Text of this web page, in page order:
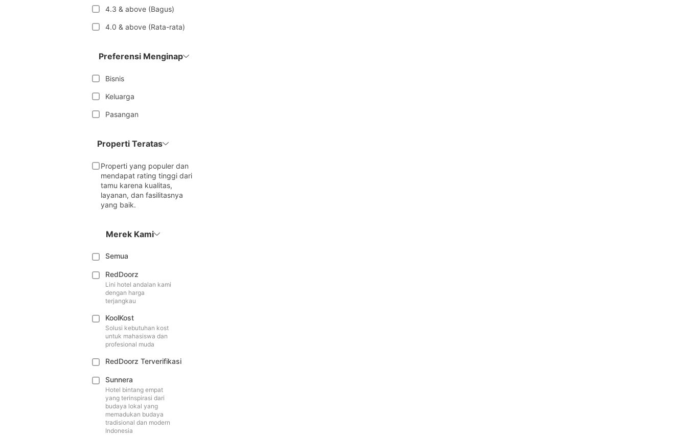
4.3 & above (Bagus)
4.0 & above (Rata-rata)
Preferensi Menginap
Bisnis
Keluarga
Pasangan
Properti Teratas
Properti yang populer dan
mendapat rating tinggi dari
tamu karena kualitas,
layanan, dan fasilitasnya
yang baik.
Merek Kami
Semua
RedDoorz
Lini hotel andalan kami
dengan harga
terjangkau
KoolKost
Solusi kebutuhan kost
untuk mahasiswa dan
profesional muda
RedDoorz Terverifikasi
Sunnera
Hotel bintang empat
yang terinspirasi dari
budaya lokal yang
memadukan budaya
tradisional dan modern
Indonesia